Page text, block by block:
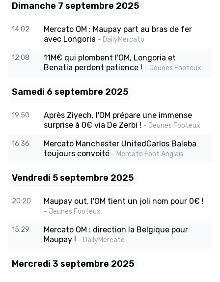
Dimanche 7 septembre 2025
14:02
Mercato OM : Maupay part au bras de fer
avec Longoria - DailyMercato
12:08
11M€ qui plombent l'OM, Longoria et
Benatia perdent patience ! - Jeunes Footeux
Samedi 6 septembre 2025
19:50
Après Ziyech, l'OM prépare une immense
surprise à 0€ via De Zerbi ! - Jeunes Footeux
16:36
Mercato Manchester UnitedCarlos Baleba
toujours convoité - Mercato Foot Anglais
Vendredi 5 septembre 2025
20:20 Maupay out, l'OM tient un joli nom pour 0€ !
- Jeunes Footeux
15:29
Mercato OM : direction la Belgique pour
Maupay ! - DailyMercato
Mercredi 3 septembre 2025